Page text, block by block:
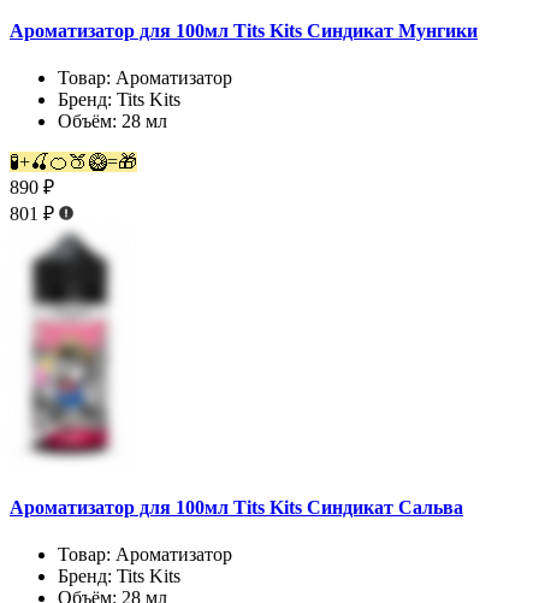
Ароматизатор для 100мл Tits Kits Синдикат Мунгики
Товар: Ароматизатор
Бренд: Tits Kits
Объём: 28 мл
🧪+🍒🍊🍑🥝=🎁
890 ₽
801 ₽
Ароматизатор для 100мл Tits Kits Синдикат Сальва
Товар: Ароматизатор
Бренд: Tits Kits
Объём: 28 мл